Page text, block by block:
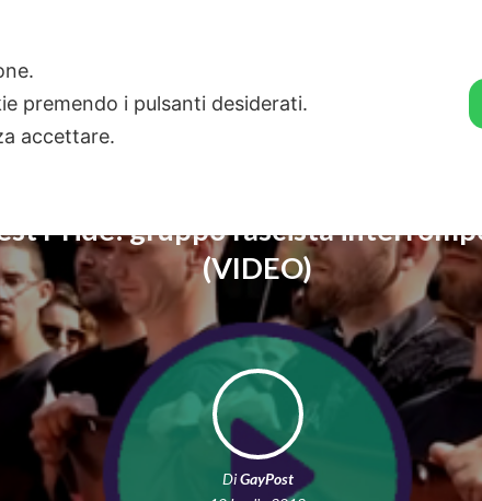
Pride: gruppo fascista
(VIDEO)
DiGayPost
premendo i pulsanti desiderati.
accettare.